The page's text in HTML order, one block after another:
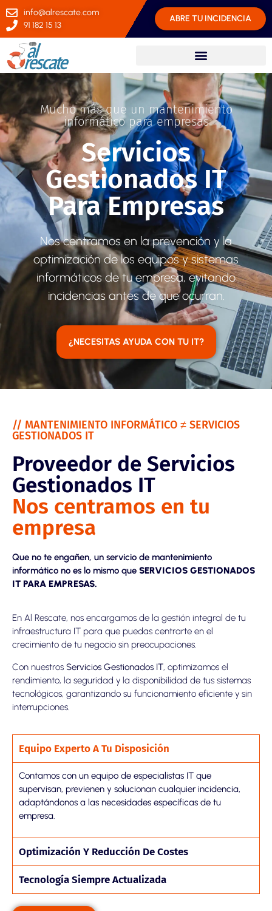
info@alrescate.com
91 182 15 13
ABRE TU INCIDENCIA
Mucho más que un mantenimiento
informático para empresas
Servicios
Gestionados IT
Para Empresas
Nos centramos en la prevención y la
optimización de los equipos y sistemas
informáticos de tu empresa, evitando
incidencias antes de que ocurran.
¿NECESITAS AYUDA CON TU IT?
// MANTENIMIENTO INFORMÁTICO ≠ SERVICIOS
GESTIONADOS IT
Proveedor de Servicios
Gestionados IT
Nos centramos en tu
empresa
Que no te engañen, un servicio de mantenimiento
informático no es lo mismo que SERVICIOS GESTIONADOS
IT PARA EMPRESAS.
En Al Rescate, nos encargamos de la gestión integral de tu
infraestructura IT para que puedas centrarte en el
crecimiento de tu negocio sin preocupaciones.
Con nuestros Servicios Gestionados IT, optimizamos el
rendimiento, la seguridad y la disponibilidad de tus sistemas
tecnológicos, garantizando su funcionamiento eficiente y sin
interrupciones.
Equipo Experto A Tu Disposición
Contamos con un equipo de especialistas IT que
supervisan, previenen y solucionan cualquier incidencia,
adaptándonos a las necesidades específicas de tu
empresa.
Optimización Y Reducción De Costes
Tecnología Siempre Actualizada